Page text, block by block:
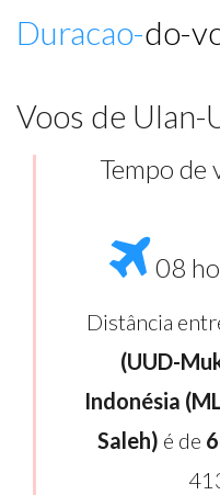
Duracao-do-
Voos de Ulan-
Tempo de
08
Distância
(UUD-
Indonésia
Saleh) é de